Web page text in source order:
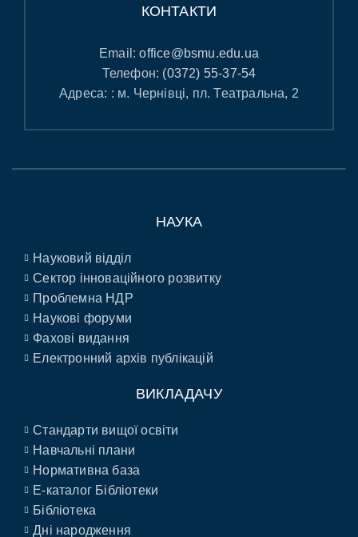
КОНТАКТИ
Email:office@bsmu.edu.ua
Телефон: (0372) 55-37-54
Адреса: : м. Чернівці, пл. Театральна, 2
НАУКА
Науковий відділ
Сектор інноваційного розвитку
Проблемна НДР
Наукові форуми
Фахові видання
Електронний архів публікацій
ВИКЛАДАЧУ
Стандарти вищої освіти
Навчальні плани
Нормативна база
E-каталог Бібліотеки
Бібліотека
Дні народження